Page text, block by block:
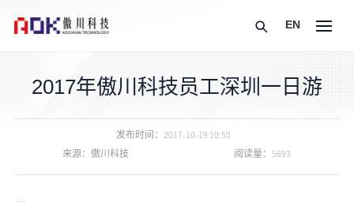
EN
2017年傲川科技员工深圳一日游
发布时间： 2017-10-19 10:50
来源：傲川科技
阅读量：5693